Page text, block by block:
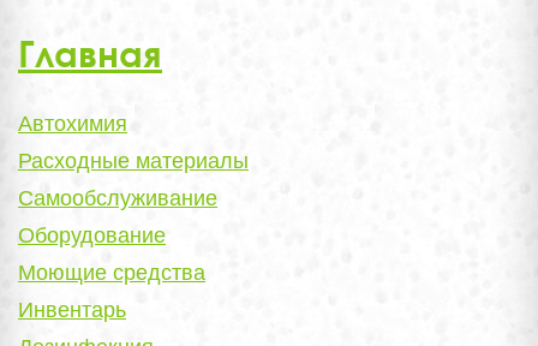
Главная
Автохимия
Расходные материалы
Самообслуживание
Оборудование
Моющие средства
Инвентарь